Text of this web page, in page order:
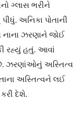
ગ્લાસ ભરીને
અનિકા પોતાની
નાના ઝરણાને જોઈ
રહ્યું હતું. આવાં
ઝરણાંઓનું અસ્તિત્વ
અસ્તિત્વને લઈ
દેશે.